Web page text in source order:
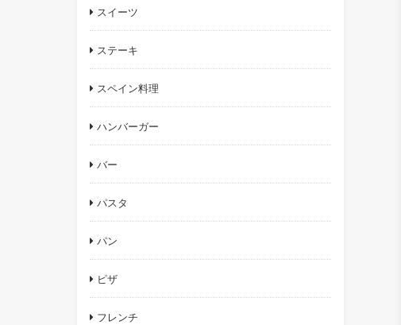
スイーツ
ステーキ
スペイン料理
ハンバーガー
バー
パスタ
パン
ピザ
フレンチ